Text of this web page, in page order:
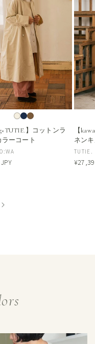
】コットンラ
ーコート
【
ネン
販
売
TUTIE.
通